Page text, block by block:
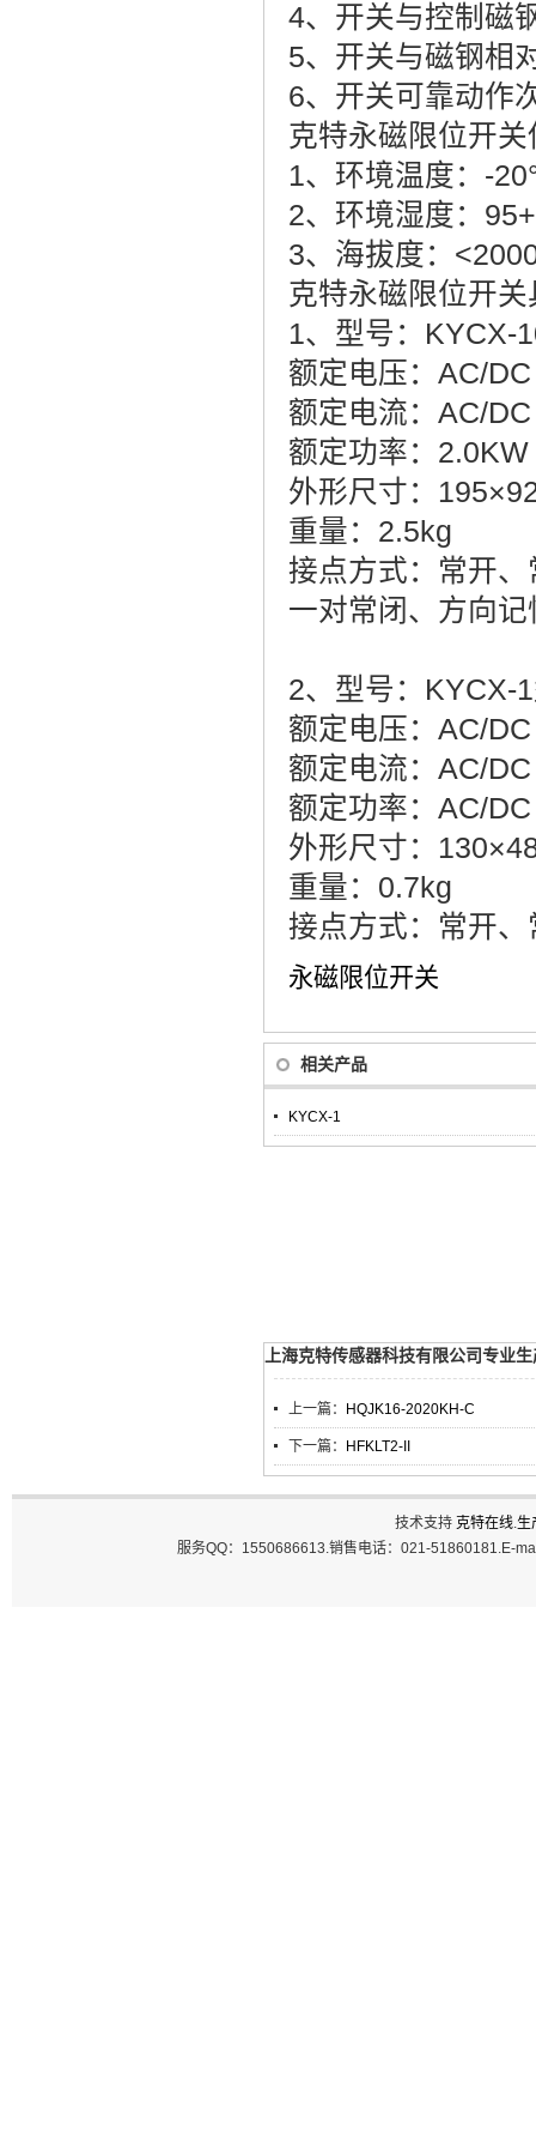
4、开关与控制磁
5、开关与磁钢相
6、开关可靠动作
克特永磁限位开
1、环境温度：-
2、环境湿度：
3、海拔度：
克特永磁限位开
1、型号：KYCX-
额定电压：AC/
额定电流：AC/
额定功率：
外形尺寸：
重量：2.5kg
接点方式：常开
一对常闭、方向记
2、型号：KYCX-
额定电压：AC/
额定电流：AC/
额定功率：AC/
外形尺寸：
重量：0.7kg
接点方式：常开
永磁限位开关
相关产品
KYCX-1
上海克特传感器科技有限公司专业
上一篇： HQJK16-2020KH-C
下一篇： HFKLT2-II
技术支持 克特在线.生
服务QQ：1550686613.销售电话：021-51860181.E-